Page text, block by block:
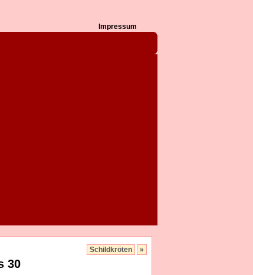
Impressum
Schildkröten »
30